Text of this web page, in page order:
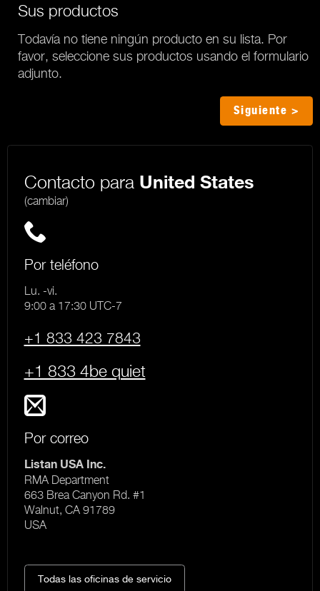
Sus productos
Todavía no tiene ningún producto en su lista. Por
favor, seleccione sus productos usando el formulario
adjunto.
Siguiente >
Contacto para United States
(cambiar)
Por teléfono
Lu. -vi.
9:00 a 17:30 UTC-7
+1 833 423 7843
+1 833 4be quiet
Por correo
Listan USA Inc.
RMA Department
663 Brea Canyon Rd. #1
Walnut, CA 91789
USA
Todas las oficinas de servicio